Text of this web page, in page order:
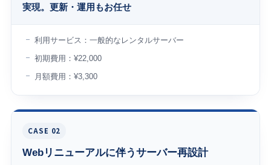
実現。更新・運用もお任せ
利用サービス：一般的なレンタルサーバー
初期費用：¥22,000
月額費用：¥3,300
CASE 02
Webリニューアルに伴うサーバー再設計